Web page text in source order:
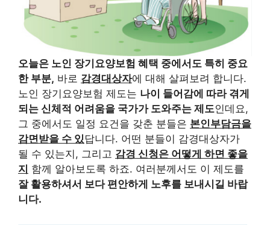
오늘은 노인 장기요양보험 혜택 중에서도 특히 중요
한 부분, 바로 감경대상자에 대해 살펴보려 합니다.
노인 장기요양보험 제도는 나이 들어감에 따라 겪게
되는 신체적 어려움을 국가가 도와주는 제도인데요,
그 중에서도 일정 요건을 갖춘 분들은 본인부담금을
감면받을 수 있 답니다. 어떤 분들이 감경대상자가
될 수 있는지, 그리고 감경 신청은 어떻게 하면 좋을
지 함께 알아보도록 하죠. 여러분께서도 이 제도를
잘 활용하셔서 보다 편안하게 노후를 보내시길 바랍
니다.